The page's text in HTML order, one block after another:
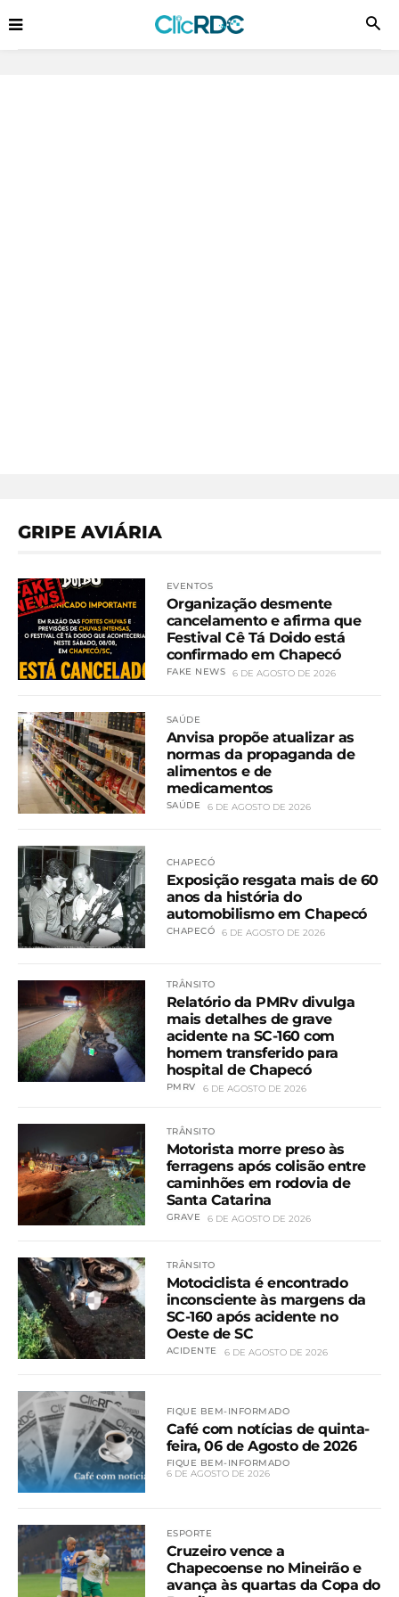
GRIPE AVIÁRIA
EVENTOS
Organização desmente
cancelamento e afirma que
Festival Cê Tá Doido está
confirmado em Chapecó
FAKE NEWS 6 DE AGOSTO DE 2026
SAÚDE
Anvisa propõe atualizar as
normas da propaganda de
alimentos e de
medicamentos
SAÚDE 6 DE AGOSTO DE 2026
CHAPECÓ
Exposição resgata mais de 60
anos da história do
automobilismo em Chapecó
CHAPECÓ 6 DE AGOSTO DE 2026
TRÂNSITO
Relatório da PMRv divulga
mais detalhes de grave
acidente na SC-160 com
homem transferido para
hospital de Chapecó
PMRV 6 DE AGOSTO DE 2026
TRÂNSITO
Motorista morre preso às
ferragens após colisão entre
caminhões em rodovia de
Santa Catarina
GRAVE 6 DE AGOSTO DE 2026
TRÂNSITO
Motociclista é encontrado
inconsciente às margens da
SC-160 após acidente no
Oeste de SC
ACIDENTE 6 DE AGOSTO DE 2026
FIQUE BEM-INFORMADO
Café com notícias de quinta-
feira, 06 de Agosto de 2026
FIQUE BEM-INFORMADO
6 DE AGOSTO DE 2026
ESPORTE
Cruzeiro vence a
Chapecoense no Mineirão e
avança às quartas da Copa do